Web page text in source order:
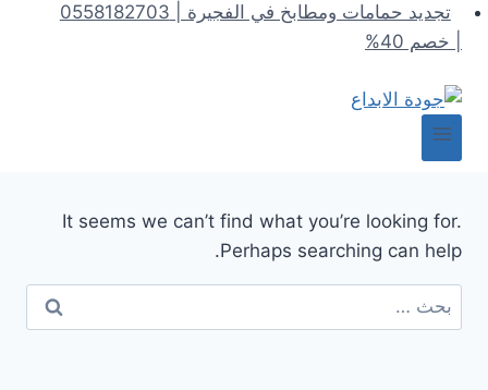
تجديد حمامات ومطابخ في الفجيرة | 0558182703
| خصم 40%
It seems we can’t find what you’re looking for.
Perhaps searching can help.
عن: